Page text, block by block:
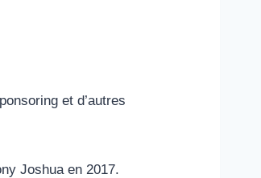
et d’autres
Joshua en 2017.